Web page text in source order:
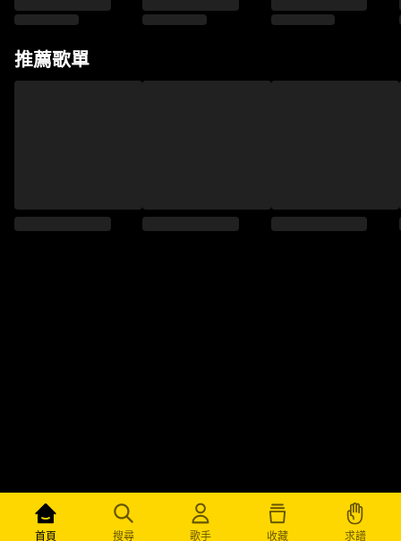
推薦歌單
首頁 搜尋 歌手 收藏 求譜